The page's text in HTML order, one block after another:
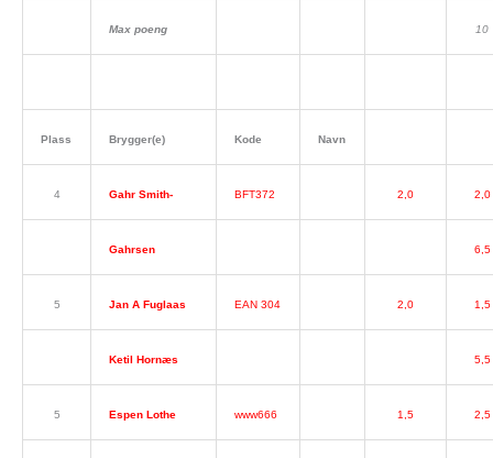
Max poeng 10
Plass Brygger(e) Kode Navn
4 Gahr Smith- BFT372 2,0 2,0
Gahrsen 6,5
5 Jan A Fuglaas EAN 304 2,0 1,5
Ketil Hornæs 5,5
5 Espen Lothe www666 1,5 2,5